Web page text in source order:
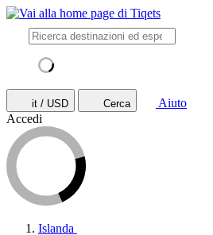
it / USD Cerca
Aiuto
Accedi
Islanda